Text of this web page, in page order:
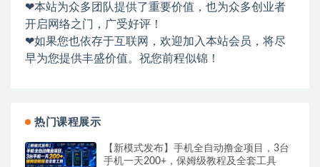
❤本站为众多团队提供了重要价值，也为众多创业者
开启网络之门，广受好评！
❤如果您也依存于互联网，欢迎加入本站会员，将尽
早为您提供丰盛价值。祝您前程似锦！
热门课程展示
【新模式发布】手机全自动撸金项目，3台
手机一天200+，保姆级教程及全套工具